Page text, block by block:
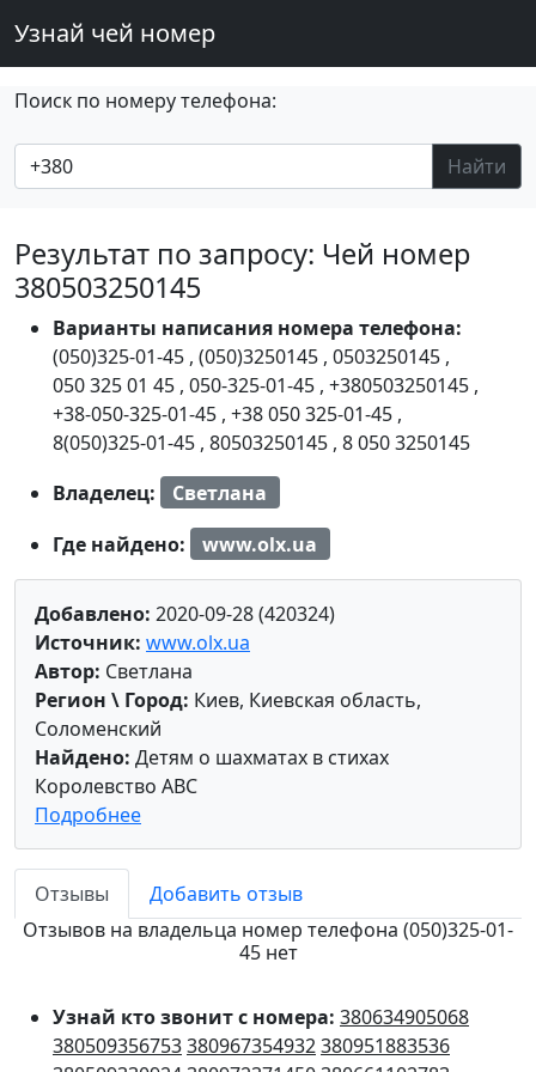
Узнай чей номер
Поиск по номеру телефона:
Найти
Результат по запросу: Чей номер
380503250145
Варианты написания номера телефона:
(050)325-01-45 , (050)3250145 , 0503250145 ,
050 325 01 45 , 050-325-01-45 , +380503250145 ,
+38-050-325-01-45 , +38 050 325-01-45 ,
8(050)325-01-45 , 80503250145 , 8 050 3250145
Владелец:
Светлана
Где найдено:
www.olx.ua
Добавлено: 2020-09-28 (420324)
Источник: www.olx.ua
Автор: Светлана
Регион \ Город: Киев, Киевская область,
Соломенский
Найдено: Детям о шахматах в стихах
Королевство АВС
Подробнее
Отзывы
Добавить отзыв
Отзывов на владельца номер телефона (050)325-01-
45 нет
Узнай кто звонит с номера: 380634905068
380509356753380967354932380951883536